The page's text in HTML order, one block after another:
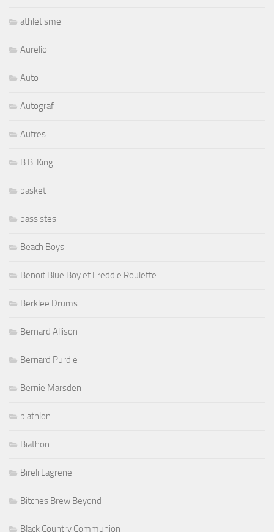
athletisme
Aurelio
Auto
Autograf
Autres
B.B. King
basket
bassistes
Beach Boys
Benoit Blue Boy et Freddie Roulette
Berklee Drums
Bernard Allison
Bernard Purdie
Bernie Marsden
biathlon
Biathon
Bireli Lagrene
Bitches Brew Beyond
Black Country Communion